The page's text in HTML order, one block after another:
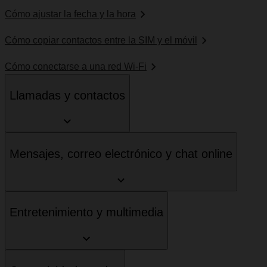
Cómo ajustar la fecha y la hora
Cómo copiar contactos entre la SIM y el móvil
Cómo conectarse a una red Wi-Fi
Llamadas y contactos
Mensajes, correo electrónico y chat online
Entretenimiento y multimedia